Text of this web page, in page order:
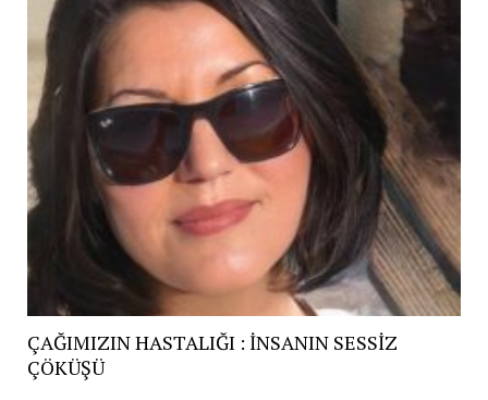
ÇAĞIMIZIN HASTALIĞI : İNSANIN SESSİZ
ÇÖKÜŞÜ